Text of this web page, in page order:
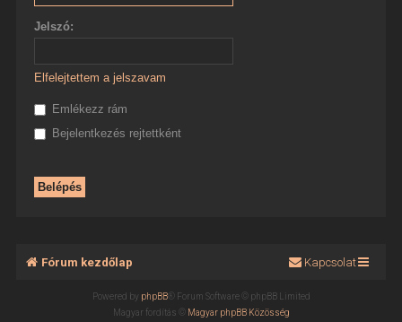
Jelszó:
Elfelejtettem a jelszavam
Emlékezz rám
Bejelentkezés rejtettként
Fórum kezdőlap Kapcsolat
Powered by phpBB® Forum Software © phpBB Limited
Magyar fordítás © Magyar phpBB Közösség